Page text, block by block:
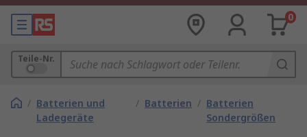
0
Teile-Nr.
/ Batterien und
Ladegeräte
/ Batterien / Batterien
Sondergrößen